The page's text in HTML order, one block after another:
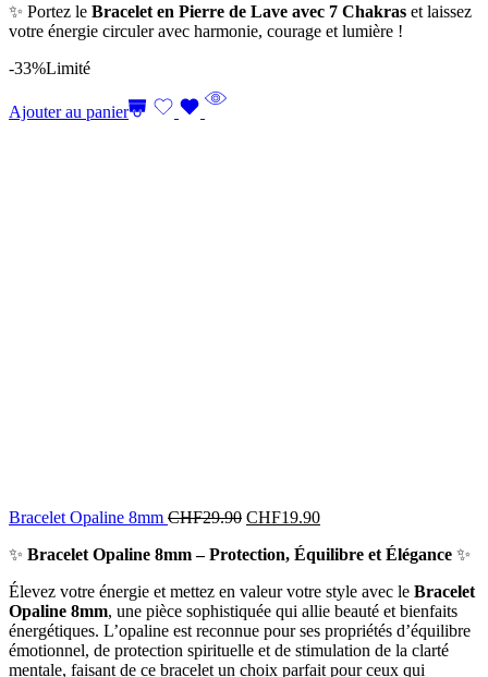
✨ Portez le Bracelet en Pierre de Lave avec 7 Chakras et laissez
votre énergie circuler avec harmonie, courage et lumière !
-33%Limité
Ajouter au panier
Bracelet Opaline 8mm CHF29.90 CHF19.90
✨ Bracelet Opaline 8mm – Protection, Équilibre et Élégance ✨
Élevez votre énergie et mettez en valeur votre style avec le Bracelet
Opaline 8mm, une pièce sophistiquée qui allie beauté et bienfaits
énergétiques. L’opaline est reconnue pour ses propriétés d’équilibre
émotionnel, de protection spirituelle et de stimulation de la clarté
mentale, faisant de ce bracelet un choix parfait pour ceux qui